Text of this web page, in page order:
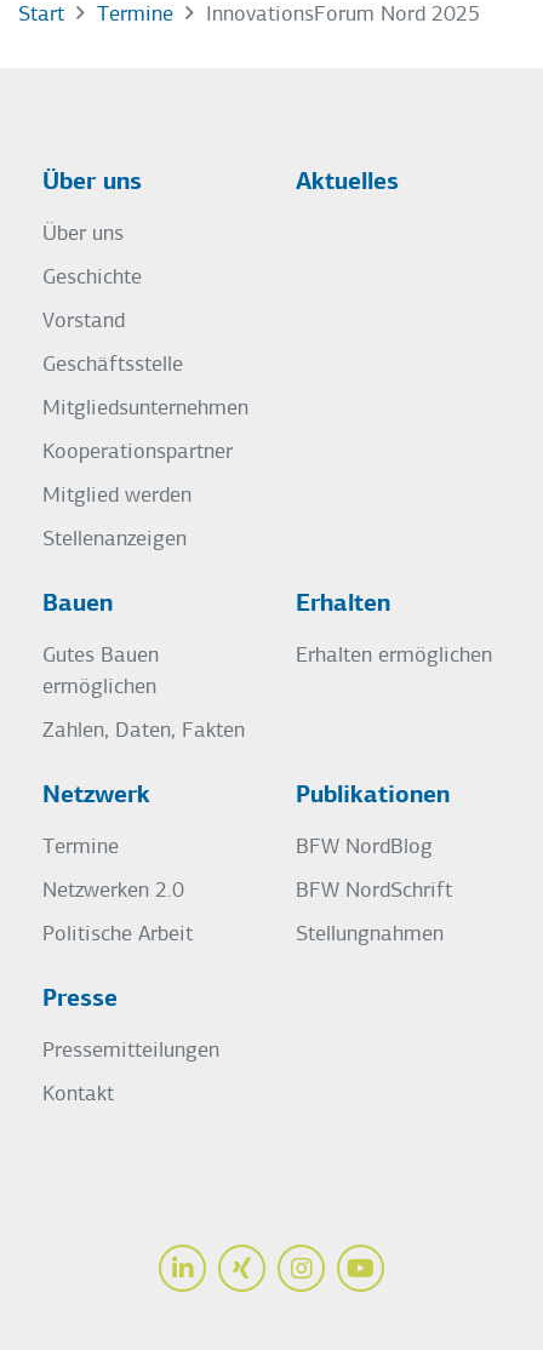
Start Termine InnovationsForum Nord 2025
Über uns
Über uns
Geschichte
Vorstand
Geschäftsstelle
Mitgliedsunternehmen
Kooperationspartner
Mitglied werden
Stellenanzeigen
Aktuelles
Bauen
Gutes Bauen
ermöglichen
Zahlen, Daten, Fakten
Erhalten
Erhalten ermöglichen
Netzwerk
Termine
Netzwerken 2.0
Politische Arbeit
Publikationen
BFW NordBlog
BFW NordSchrift
Stellungnahmen
Presse
Pressemitteilungen
Kontakt
LinkedInXing InstagramYoutube